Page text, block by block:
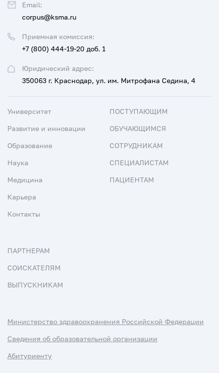
Юридический адрес:
350063 г. Краснодар, ул. им. Митрофана Седина, 4
Приемная комиссия:
+7 (800) 444-19-20 доб. 1
Email:
corpus@ksma.ru
Университет
Развитие и инновации
Образование
Наука
Медицина
Карьера
Контакты
ПОСТУПАЮЩИМ
ОБУЧАЮЩИМСЯ
СОТРУДНИКАМ
СПЕЦИАЛИСТАМ
ПАЦИЕНТАМ
ПАРТНЕРАМ
СОИСКАТЕЛЯМ
ВЫПУСКНИКАМ
Министерство здравоохранения Российской Федерации
Сведения об образовательной организации
Абитуриенту